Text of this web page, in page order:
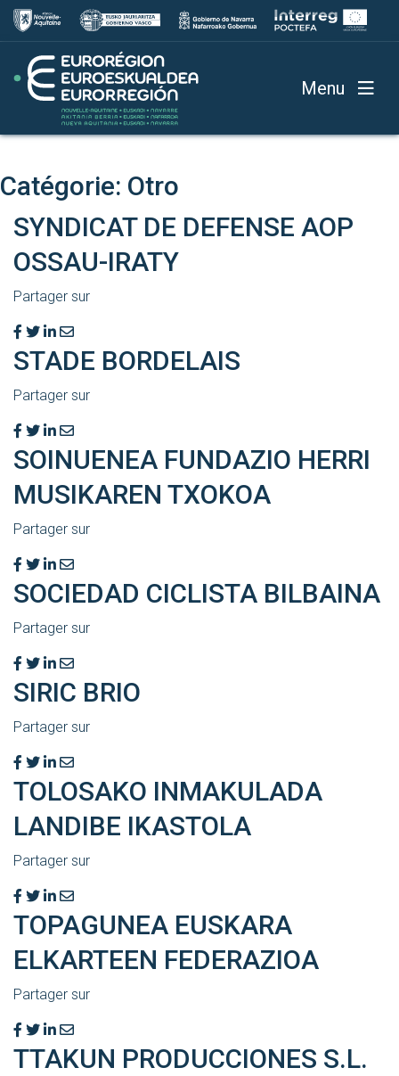
Menu
Catégorie: Otro
SYNDICAT DE DEFENSE AOP
OSSAU-IRATY
Partager sur
STADE BORDELAIS
Partager sur
SOINUENEA FUNDAZIO HERRI
MUSIKAREN TXOKOA
Partager sur
SOCIEDAD CICLISTA BILBAINA
Partager sur
SIRIC BRIO
Partager sur
TOLOSAKO INMAKULADA
LANDIBE IKASTOLA
Partager sur
TOPAGUNEA EUSKARA
ELKARTEEN FEDERAZIOA
Partager sur
TTAKUN PRODUCCIONES S.L.